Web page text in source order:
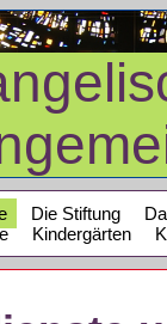
Die Stiftung
Kindergärten